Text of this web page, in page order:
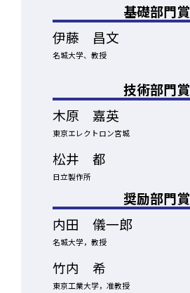
基礎部門賞
伊藤 昌文
名城大学、教授
技術部門賞
木原 嘉英
東京エレクトロン宮城
松井 都
日立製作所
奨励部門賞
内田 儀一郎
名城大学，教授
竹内 希
東京工業大学，准教授